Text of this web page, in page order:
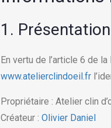
1.
En vertu de l’article 6 de
www.atelierclindoeil.fr
Propriétaire : Atelier clin
Créateur : Olivier Daniel